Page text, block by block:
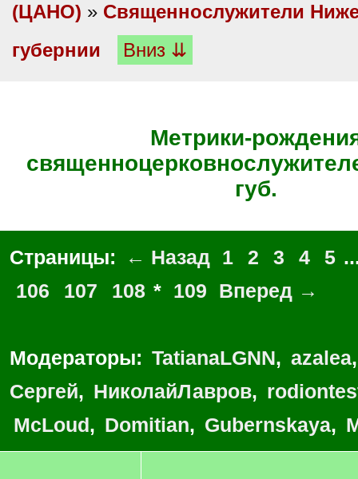
(ЦАНО) » Священнослужители
губернии
Вниз ⇊
Метрики-
губ.
Страницы: ← Назад 1 2 3 4 5
106
107 108 * 109 Вперед →
Модераторы: TatianaLGNN, azalea
Сергей, НиколайЛавров,
McLoud, Domitian, Gubernskaya,